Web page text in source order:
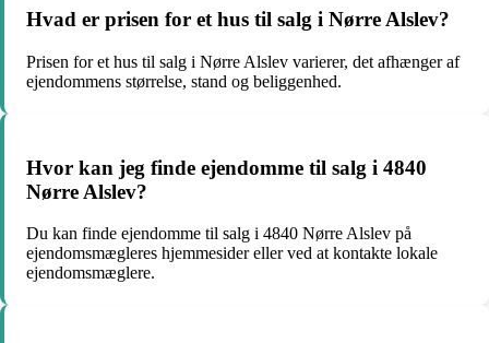
Hvad er prisen for et hus til salg i Nørre Alslev?
Prisen for et hus til salg i Nørre Alslev varierer, det afhænger af
ejendommens størrelse, stand og beliggenhed.
Hvor kan jeg finde ejendomme til salg i 4840
Nørre Alslev?
Du kan finde ejendomme til salg i 4840 Nørre Alslev på
ejendomsmægleres hjemmesider eller ved at kontakte lokale
ejendomsmæglere.